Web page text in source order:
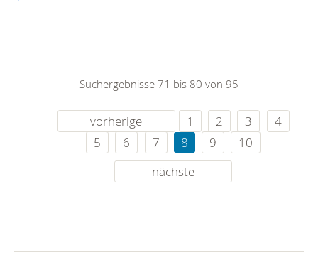
Suchergebnisse 71 bis 80 von 95
vorherige 1 2 3
4
5
6 7 8 9
10
nächste